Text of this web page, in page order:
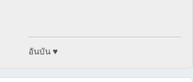
อันบัน ♥